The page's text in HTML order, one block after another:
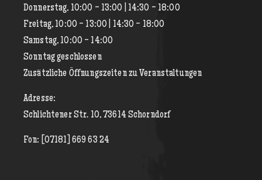
Donnerstag, 10:00 - 13:00 | 14:30 - 18:00
Freitag, 10:00 - 13:00 | 14:30 - 18:00
Samstag, 10:00 - 14:00
Sonntag geschlossen
Zusätzliche Öffnungszeiten zu Veranstaltungen
Adresse:
Schlichtener Str. 10, 73614 Schorndorf
Fon: [07181] 669 63 24